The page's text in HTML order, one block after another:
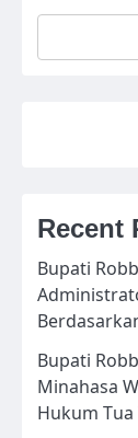
Recent
Bupati
Bupati
Minahasa
Hukum